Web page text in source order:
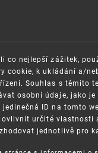
co nejlepší zážitek,
cookie, k ukládání a/
Souhlas s těmito
osobní údaje, jako je
ID na tomto
ovlivnit určité vlastnosti
jednotlivě pro